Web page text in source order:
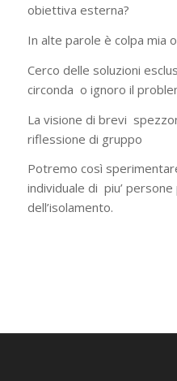
obiettiva esterna?
In alte parole è colpa mia
Cerco delle soluzioni
circonda o ignoro il
La visione di brevi
riflessione di gruppo
Potremo così
individuale di piu’
dell’isolamento.